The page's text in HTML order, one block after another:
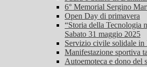
6° Memorial Sergino
Open Day di primavera
“Storia della Tecnologia
Sabato 31 maggio 2025
Servizio civile solidale in
Manifestazione sportiva
Autoemoteca e dono del